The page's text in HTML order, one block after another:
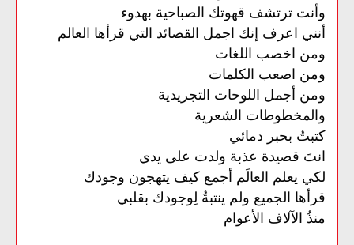
وأنت ترتشف قهوتك الصباحية بهدوء
أنني اعرف إنك اجمل القصائد التي قرأها العالم
ومن اخصب اللغات
ومن اصعب الكلمات
ومن أجمل اللوحات التجريدية
والمخطوطات الشعرية
كتبتُ بحبر دمائي
انتَ قصيدة عذبة ولدت على يدي
لكي يعلم العالَم أجمع كيف يتهجون وجودك
قرأها الجميع ولم ينتبةُ لِوجودك بقلبي
منذُ الآلاف الأعوام